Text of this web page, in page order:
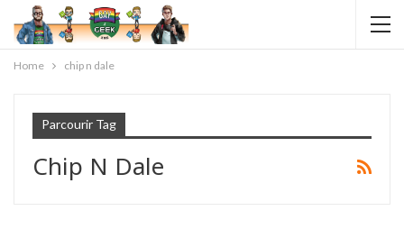
Home chip n dale
Parcourir Tag
Chip N Dale